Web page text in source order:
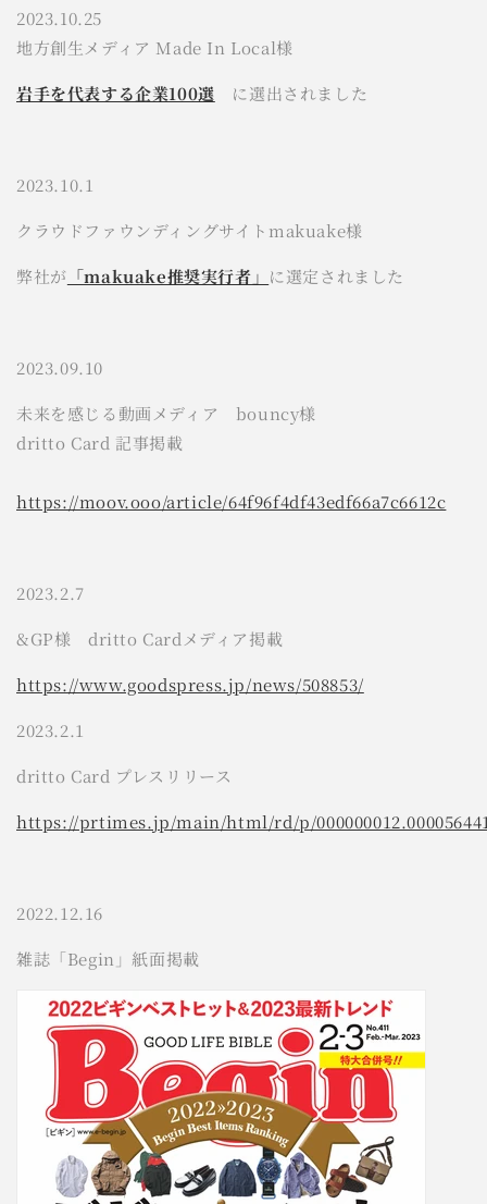
2023.10.25
地方創生メディア Made In Local様
岩手を代表する企業100選
に選出されました
2023.10.1
クラウドファウンディングサイトmakuake様
弊社が 「makuake推奨実行者」 に選定されました
2023.09.10
未来を感じる動画メディア bouncy様
dritto Card 記事掲載
https://moov.ooo/article/64f96f4df43edf66a7c6612c
2023.2.7
&GP様 dritto Cardメディア掲載
https://www.goodspress.jp/news/508853/
2023.2.1
dritto Card プレスリリース
https://prtimes.jp/main/html/rd/p/
2022.12.16
雑誌「Begin」紙面掲載